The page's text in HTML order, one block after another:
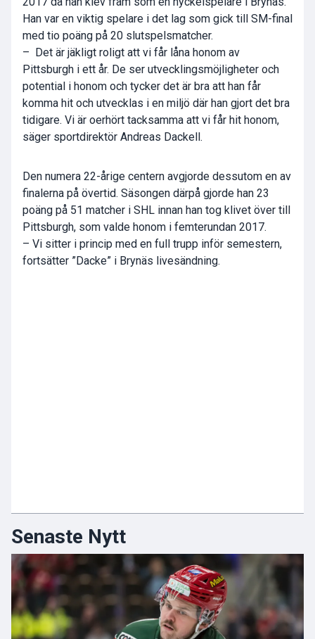
Han var en viktig spelare i det lag som gick till SM-final
med tio poäng på 20 slutspelsmatcher.
– Det är jäkligt roligt att vi får låna honom av
Pittsburgh i ett år. De ser utvecklingsmöjligheter och
potential i honom och tycker det är bra att han får
komma hit och utvecklas i en miljö där han gjort det bra
tidigare. Vi är oerhört tacksamma att vi får hit honom,
säger sportdirektör Andreas Dackell.
Den numera 22-årige centern avgjorde dessutom en av
finalerna på övertid. Säsongen därpå gjorde han 23
poäng på 51 matcher i SHL innan han tog klivet över till
Pittsburgh, som valde honom i femterundan 2017.
– Vi sitter i princip med en full trupp inför semestern,
fortsätter ”Dacke” i Brynäs livesändning.
Senaste Nytt